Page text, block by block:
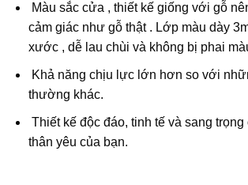
Màu sắc cửa , thiết kế giống với gỗ
cảm giác như gỗ thật . Lớp màu dày
xước , dễ lau chùi và không bị phai
Khả năng chịu lực lớn hơn so với
thường khác.
Thiết kế độc đáo, tinh tế và sang trọng
thân yêu của bạn.